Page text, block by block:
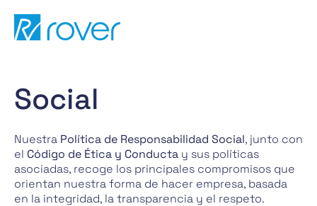
contenido
Social
Nuestra Política de Responsabilidad Social, junto con
el Código de Ética y Conducta y sus políticas
asociadas, recoge los principales compromisos que
orientan nuestra forma de hacer empresa, basada
en la integridad, la transparencia y el respeto.